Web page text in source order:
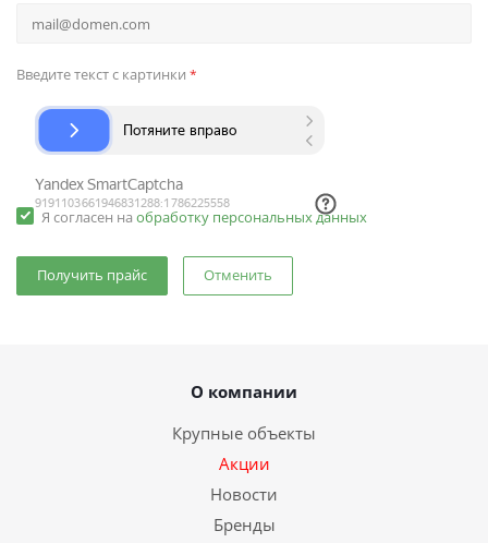
Введите текст с картинки *
Я согласен на обработку персональных данных
Отменить
О компании
Крупные объекты
Акции
Новости
Бренды